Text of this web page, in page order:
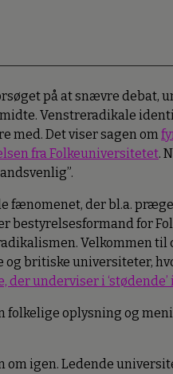
på at snævre debat,
Venstreradikale
med. Det viser sagen om
fra Folkeuniversitetet.
fænomenet, der bl.a.
bestyrelsesformand for
Velkommen til
britiske universiteter,
der underviser i
folkelige oplysning og
om igen. Ledende